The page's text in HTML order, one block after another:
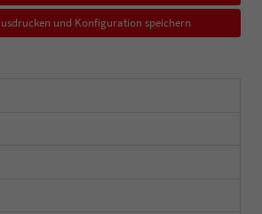
und Konfiguration speichern